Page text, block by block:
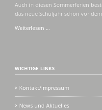
Auch in diesen Sommerferien
das neue Schuljahr schon vor
Weiterlesen …
WICHTIGE LINKS
Kontakt/Impressum
News und Aktuelles